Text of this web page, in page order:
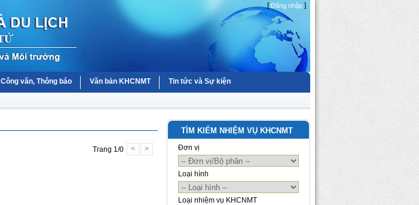
[Đăng nhập ]
Công văn, Thông báo Văn bản KHCNMT Tin tức và Sự kiện
Trang 1/0 < >
TÌM KIẾM NHIỆM VỤ KHCNMT
Đơn vị
Loại hình
Loại nhiệm vụ KHCNMT